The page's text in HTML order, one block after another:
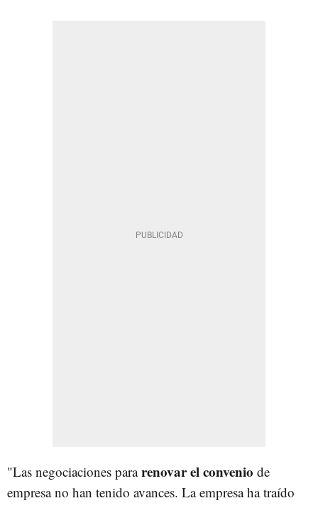
"Las negociaciones pararenovar el convenio de
empresa no han tenido avances. La empresa ha traído